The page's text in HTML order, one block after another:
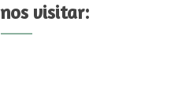
visitar: